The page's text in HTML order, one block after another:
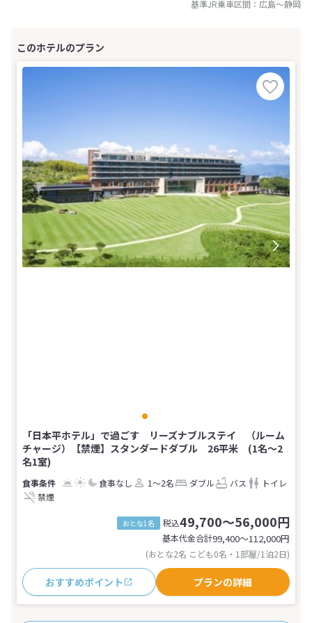
基準JR乗車区間： 広島～静岡
「日本平ホテル」で過ごす リーズナブルステイ （ルーム
チャージ）【禁煙】スタンダードダブル 26平米 (1名～2
名1室)
食事なし 1～2名 ダブル バス
トイレ
禁煙
おとな1名 税込49,700～56,000円
基本代金合計99,400〜112,000円
(おとな2名 こども0名・1部屋/1泊2日)
おすすめポイント プランの詳細